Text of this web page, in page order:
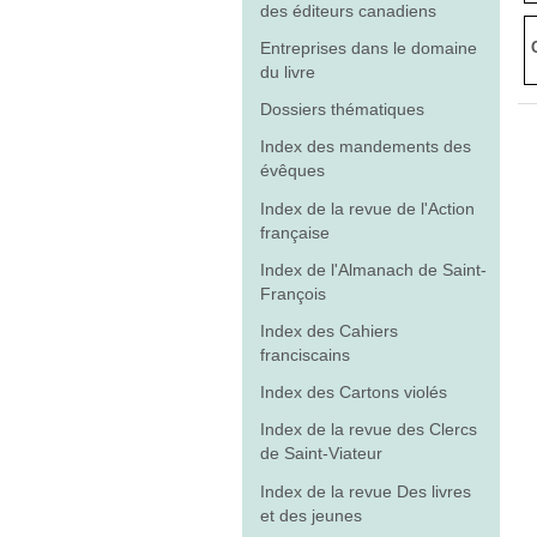
des éditeurs canadiens
Entreprises dans le domaine
du livre
Dossiers thématiques
Index des mandements des
évêques
Index de la revue de l'Action
française
Index de l'Almanach de Saint-
François
Index des Cahiers
franciscains
Index des Cartons violés
Index de la revue des Clercs
de Saint-Viateur
Index de la revue Des livres
et des jeunes